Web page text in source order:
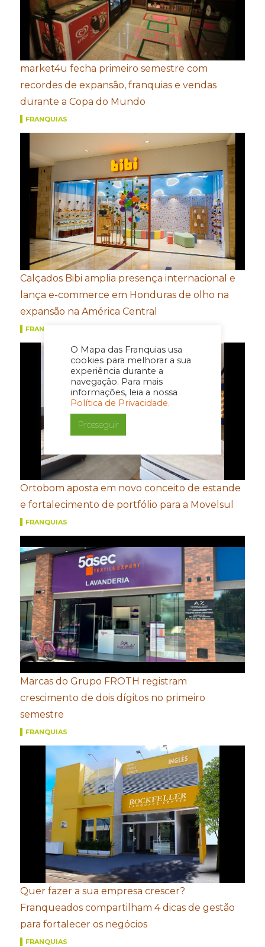
O Mapa das Franquias usa
cookies para melhorar a sua
experiência durante a
navegação. Para mais
informações, leia a nossa
Política de Privacidade.
Prosseguir
market4u fecha primeiro semestre com
recordes de expansão, franquias e vendas
durante a Copa do Mundo
FRANQUIAS
Calçados Bibi amplia presença internacional e
lança e-commerce em Honduras de olho na
expansão na América Central
FRANQUIAS
Ortobom aposta em novo conceito de estande
e fortalecimento de portfólio para a Movelsul
FRANQUIAS
Marcas do Grupo FROTH registram
crescimento de dois dígitos no primeiro
semestre
FRANQUIAS
Quer fazer a sua empresa crescer?
Franqueados compartilham 4 dicas de gestão
para fortalecer os negócios
FRANQUIAS